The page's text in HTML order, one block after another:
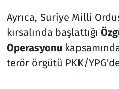
Ayrıca, Suriye Milli
kırsalında başlattığı
Operasyonu
terör örgütü PKK/